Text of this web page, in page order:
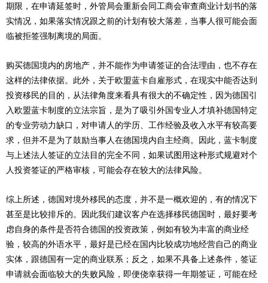
期限，在申请延签时，外管局会重新会同工商会审查商业计划书的落
实情况，如果落实情况跟之前的计划有较大落差，当事人很可能会面
临被拒签强制离境的局面。
购买德国境内的房地产，并不能作为申请签证的合法理由，也不存在
这样的法律依据。此外，关于欧盟蓝卡自雇形式，在现实中能否达到
投资移民的目的，从法律角度来看具有很大的不确定性，因为德国引
入欧盟蓝卡制度的立法宗旨，是为了吸引外国专业人才填补德国特定
的专业劳动力缺口，对申请人的学历、工作经验及收入水平有较高要
求，但并不是为了鼓励当事人在德国境内自主经商。因此，蓝卡制度
与上述法人签证的立法目的完全不同，如果试图用这种形式规避对个
人投资签证的严格审核，可能会存在较大的法律风险。
综上所述，德国对境外移民的态度，并不是一概欢迎的，有的情况下
甚至是比较排斥的。因此我们建议客户在选择移民德国时，最好要考
虑自身的条件是否符合德国的投资政策，例如有较为丰富的商业经
验，较高的外语水平，最好是已经在国内比较成功地经营自己的商业
实体，跟德国有一定的商业联系；反之，如果不具备上述条件，签证
申请就会面临较大的失败风险，即便侥幸获得一年期签证，可能在经